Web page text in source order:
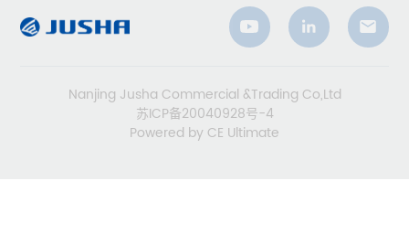
Nanjing Jusha Commercial &Trading Co,Ltd
苏ICP备20040928号-4
Powered by CE Ultimate